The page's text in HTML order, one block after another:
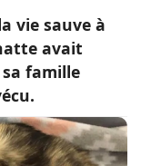
vie sauve à
avait
famille